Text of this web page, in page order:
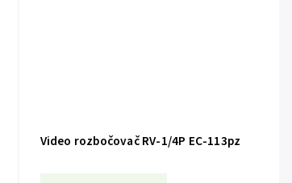
Video rozbočovač RV-1/4P EC-113pz